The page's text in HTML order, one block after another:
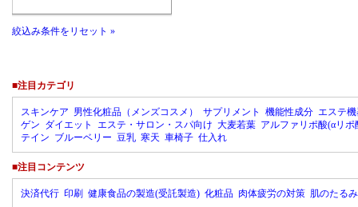
絞込み条件をリセット »
■注目カテゴリ
スキンケア 男性化粧品（メンズコスメ） サプリメント 機能性成分 エステ
ゲン ダイエット エステ・サロン・スパ向け 大麦若葉 アルファリポ酸(αリポ
テイン ブルーベリー 豆乳 寒天 車椅子 仕入れ
■注目コンテンツ
決済代行 印刷 健康食品の製造(受託製造) 化粧品 肉体疲労の対策 肌のたる